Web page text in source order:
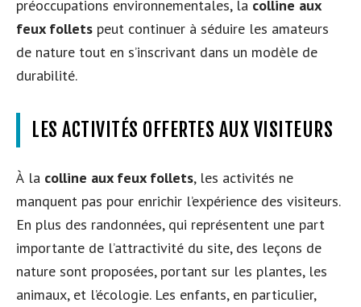
préoccupations environnementales, la colline aux
feux follets peut continuer à séduire les amateurs
de nature tout en s’inscrivant dans un modèle de
durabilité.
LES ACTIVITÉS OFFERTES AUX VISITEURS
À la colline aux feux follets, les activités ne
manquent pas pour enrichir l’expérience des visiteurs.
En plus des randonnées, qui représentent une part
importante de l’attractivité du site, des leçons de
nature sont proposées, portant sur les plantes, les
animaux, et l’écologie. Les enfants, en particulier,